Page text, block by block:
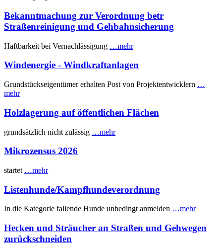
Bekanntmachung zur Verordnung betr
Straßenreinigung und Gehbahnsicherung
Haftbarkeit bei Vernachlässigung …mehr
Windenergie - Windkraftanlagen
Grundstückseigentümer erhalten Post von Projektentwicklern …
mehr
Holzlagerung auf öffentlichen Flächen
grundsätzlich nicht zulässig …mehr
Mikrozensus 2026
startet …mehr
Listenhunde/Kampfhundeverordnung
In die Kategorie fallende Hunde unbedingt anmelden …mehr
Hecken und Sträucher an Straßen und Gehwegen
zurückschneiden